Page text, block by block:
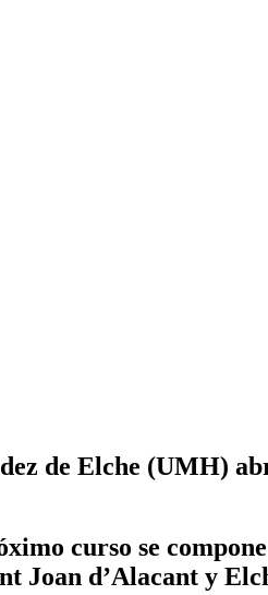
de Elche (UMH)
curso se
Joan d’Alacant y